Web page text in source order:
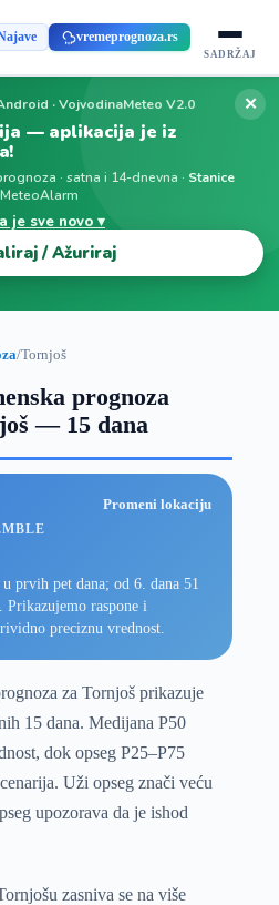
vremeprognoza.rs
SADRŽAJ
· VojvodinaMeteo V2.0
— aplikacija je iz
· satna i 14-dnevna · Stanice
MeteoAlarm
je sve novo ▾
/ Ažuriraj
✕
/Tornjoš
prognoza
— 15 dana
Promeni lokaciju
prvih pet dana; od 6. dana 51
Prikazujemo raspone i
preciznu vrednost.
za Tornjoš prikazuje
15 dana. Medijana P50
dok opseg P25–P75
Uži opseg znači veću
upozorava da je ishod
zasniva se na više